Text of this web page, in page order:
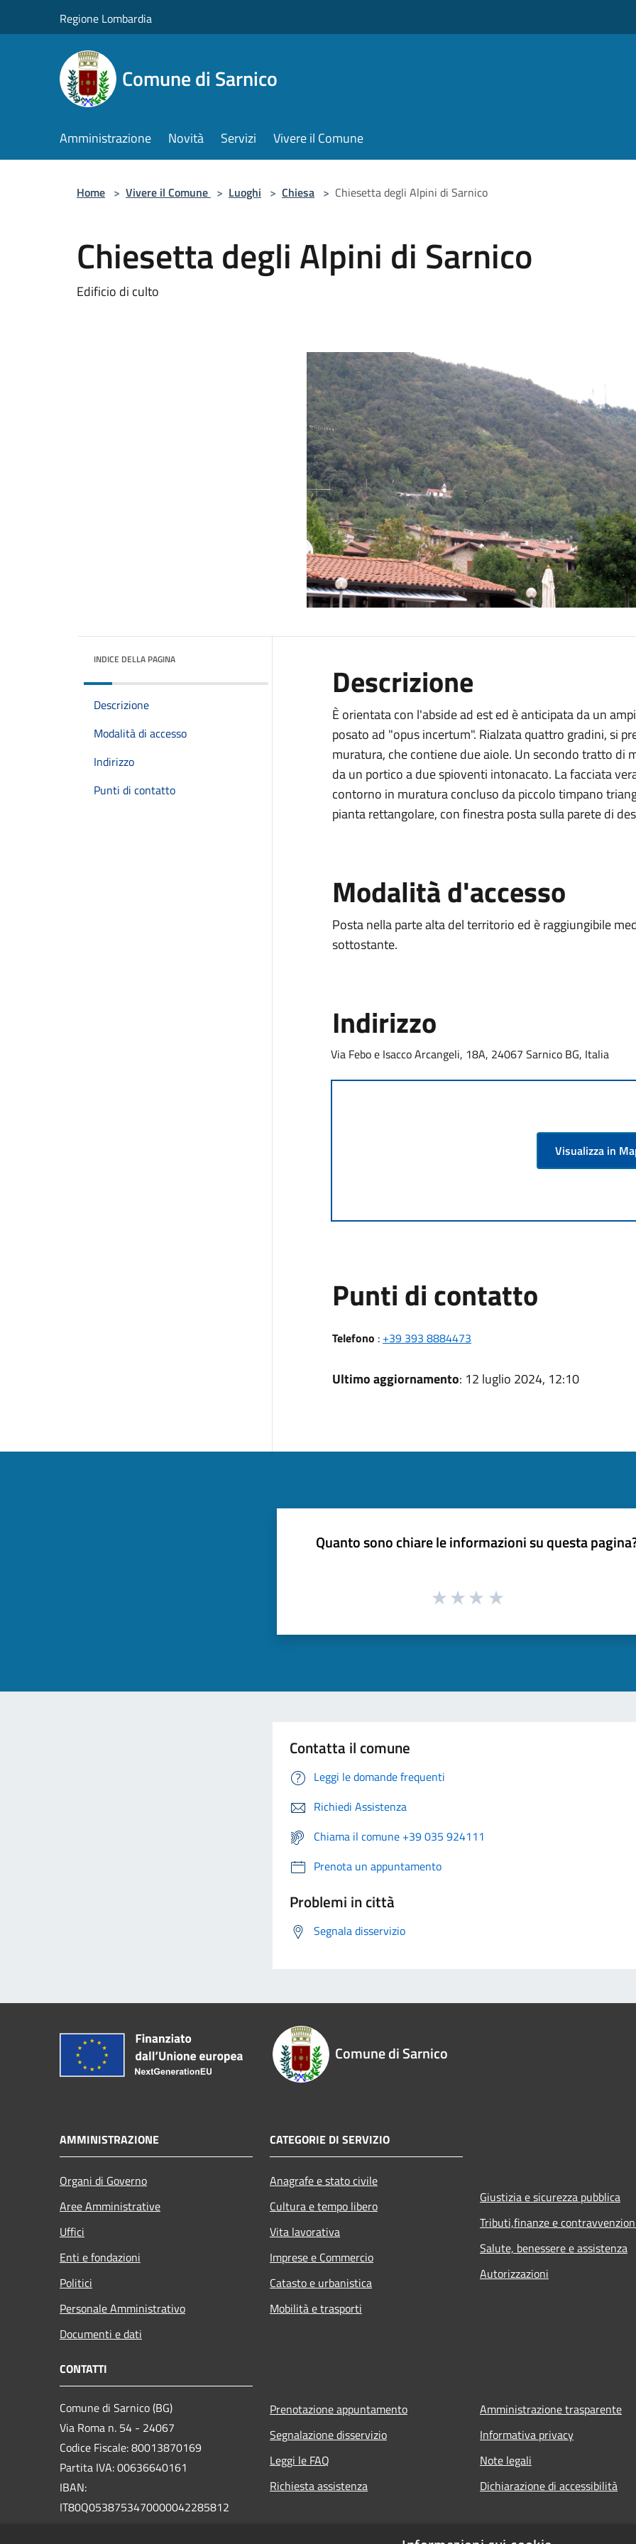
Regione Lombardia
Comune di Sarnico
Amministrazione Novità Servizi Vivere il Comune
Home > Vivere il Comune > Luoghi > Chiesa > Chiesetta degli Alpini di Sarnico
Chiesetta degli Alpini di Sarnico
Edificio di culto
INDICE DELLA PAGINA
Descrizione
Modalità di accesso
Indirizzo
Punti di contatto
Descrizione
È orientata con l'abside ad est ed è anticipata da un
posato ad "opus incertum". Rialzata quattro gradini, si
muratura, che contiene due aiole. Un secondo tratto di
da un portico a due spioventi intonacato. La facciata
contorno in muratura concluso da piccolo timpano
pianta rettangolare, con finestra posta sulla parete di
Modalità d'accesso
Posta nella parte alta del territorio ed è raggiungibile
sottostante.
Indirizzo
Via Febo e Isacco Arcangeli, 18A, 24067 Sarnico BG, Italia
Visualizza in
Punti di contatto
Telefono : +39 393 8884473
Ultimo aggiornamento: 12 luglio 2024, 12:10
Quanto sono chiare le informazioni su questa
Contatta il comune
Leggi le domande frequenti
Richiedi Assistenza
Chiama il comune +39 035 924111
Prenota un appuntamento
Problemi in città
Segnala disservizio
Comune di Sarnico
AMMINISTRAZIONE
Organi di Governo
Aree Amministrative
Uffici
Enti e fondazioni
Politici
Personale Amministrativo
Documenti e dati
CATEGORIE DI SERVIZIO
Anagrafe e stato civile
Cultura e tempo libero
Vita lavorativa
Imprese e Commercio
Catasto e urbanistica
Mobilità e trasporti
Giustizia e sicurezza pubblica
Tributi,finanze e
Salute, benessere e assistenza
Autorizzazioni
CONTATTI
Comune di Sarnico (BG)
Via Roma n. 54 - 24067
Codice Fiscale: 80013870169
Partita IVA: 00636640161
IBAN:
IT80Q0538753470000042285812
Prenotazione appuntamento
Segnalazione disservizio
Leggi le FAQ
Richiesta assistenza
Amministrazione trasparente
Informativa privacy
Note legali
Dichiarazione di accessibilità